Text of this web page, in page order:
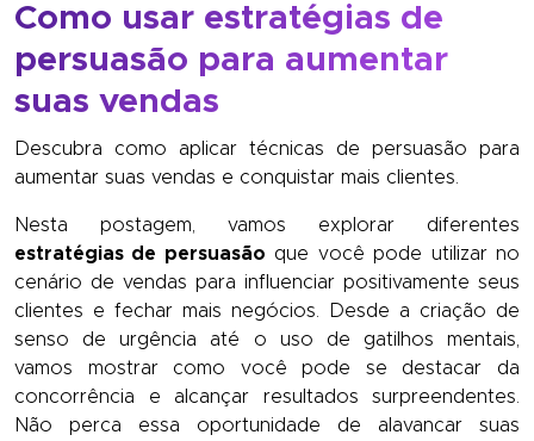
Como usar estratégias de
persuasão para aumentar
suas vendas
Descubra como aplicar técnicas de persuasão para
aumentar suas vendas e conquistar mais clientes.
Nesta postagem, vamos explorar diferentes
estratégias de persuasão que você pode utilizar no
cenário de vendas para influenciar positivamente seus
clientes e fechar mais negócios. Desde a criação de
senso de urgência até o uso de gatilhos mentais,
vamos mostrar como você pode se destacar da
concorrência e alcançar resultados surpreendentes.
Não perca essa oportunidade de alavancar suas